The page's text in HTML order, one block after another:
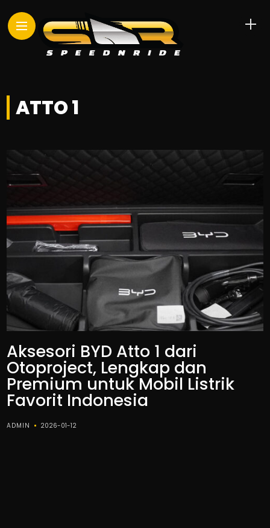
ATTO 1
Aksesori BYD Atto 1 dari
Otoproject, Lengkap dan
Premium untuk Mobil Listrik
Favorit Indonesia
ADMIN 2026-01-12